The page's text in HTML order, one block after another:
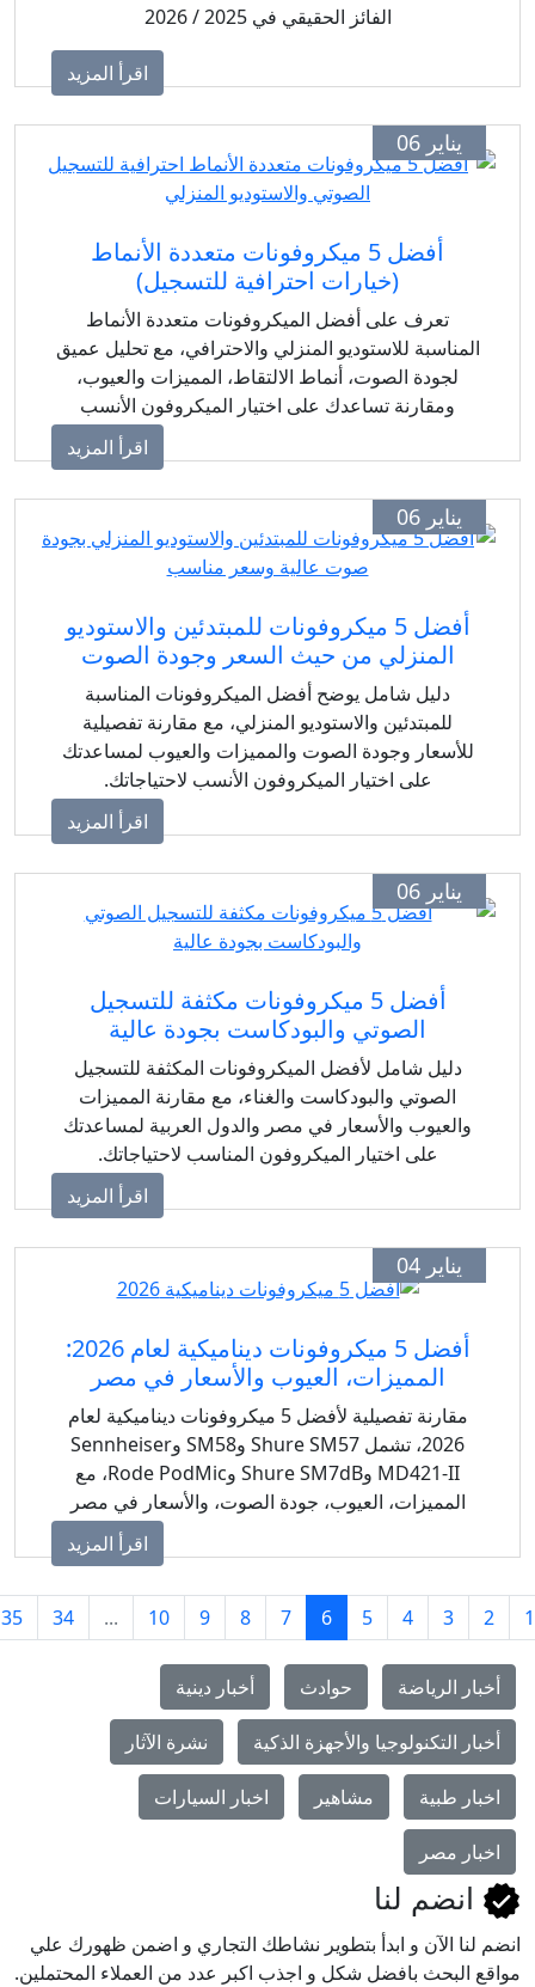
الفائز الحقيقي في 2025 / 2026
اقرأ المزيد
يناير 06
أفضل 5 ميكروفونات متعددة الأنماط
(خيارات احترافية للتسجيل)
تعرف على أفضل الميكروفونات متعددة الأنماط
المناسبة للاستوديو المنزلي والاحترافي، مع تحليل عميق
لجودة الصوت، أنماط الالتقاط، المميزات والعيوب،
ومقارنة تساعدك على اختيار الميكروفون الأنسب
اقرأ المزيد
يناير 06
أفضل 5 ميكروفونات للمبتدئين والاستوديو
المنزلي من حيث السعر وجودة الصوت
دليل شامل يوضح أفضل الميكروفونات المناسبة
للمبتدئين والاستوديو المنزلي، مع مقارنة تفصيلية
للأسعار وجودة الصوت والمميزات والعيوب لمساعدتك
على اختيار الميكروفون الأنسب لاحتياجاتك.
اقرأ المزيد
يناير 06
أفضل 5 ميكروفونات مكثفة للتسجيل
الصوتي والبودكاست بجودة عالية
دليل شامل لأفضل الميكروفونات المكثفة للتسجيل
الصوتي والبودكاست والغناء، مع مقارنة المميزات
والعيوب والأسعار في مصر والدول العربية لمساعدتك
على اختيار الميكروفون المناسب لاحتياجاتك.
اقرأ المزيد
أفضل 5 ميكروفونات ديناميكية لعام 2026:
المميزات، العيوب والأسعار في مصر
مقارنة تفصيلية لأفضل 5 ميكروفونات ديناميكية لعام
2026، تشمل Shure SM57 وSM58 وSennheiser
MD421‑II وShure SM7dB وRode PodMic، مع
المميزات، العيوب، جودة الصوت، والأسعار في مصر
اقرأ المزيد
3
4
5
6
7
8
9
10
...
34
35
›
الرياضة حوادث أخبار دينية
التكنولوجيا والأجهزة الذكية نشرة الآثار
طبية مشاهير اخبار السيارات
مصر
انضم لنا
لنا اﻵن و ابدأ بتطوير نشاطك التجاري و اضمن ظهورك علي
البحث بافضل شكل و اجذب اكبر عدد من العملاء المحتملين.